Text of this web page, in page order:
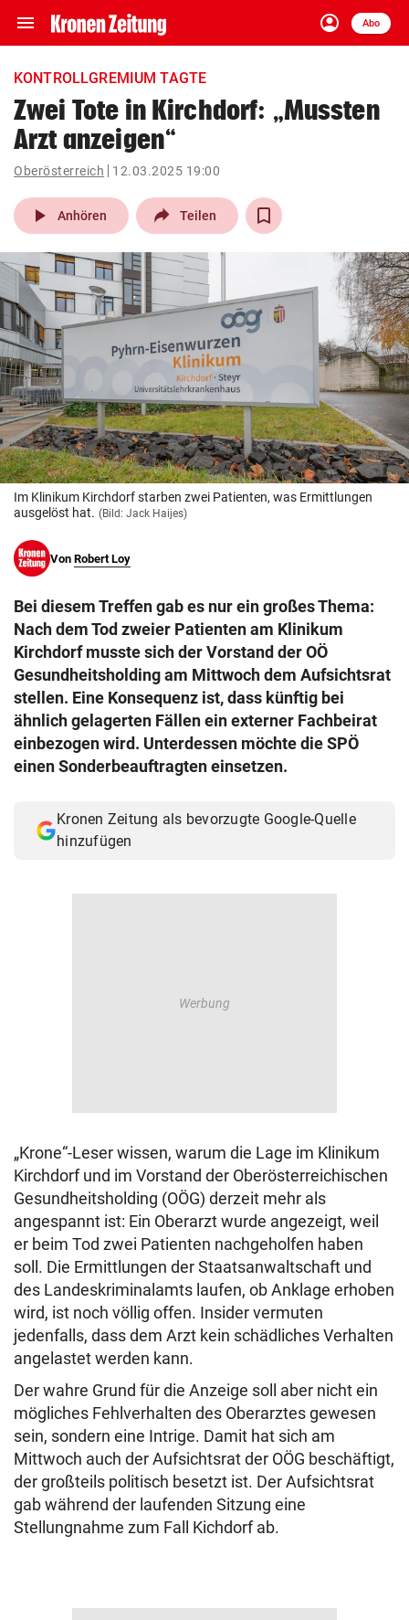
menu Navigation
ein-/ausklappen
account_circle
Anmelden
Abo
close Schließen
account_circle Anmelden
pin_drop
Wien arrow_right
bookmark
search
Suchbegriff
eingeben
© Krone Multimedia GmbH & Co KG 2026
Muthgasse 2, 1190 Wien
KONTROLLGREMIUM TAGTE
Zwei Tote in Kirchdorf: „Mussten
Arzt anzeigen“
Oberösterreich 12.03.2025 19:00
play_arrow Anhören Teilen
Im Klinikum Kirchdorf starben zwei Patienten, was Ermittlungen
ausgelöst hat. (Bild: Jack Haijes)
Von Robert Loy
Bei diesem Treffen gab es nur ein großes Thema:
Nach dem Tod zweier Patienten am Klinikum
Kirchdorf musste sich der Vorstand der OÖ
Gesundheitsholding am Mittwoch dem Aufsichtsrat
stellen. Eine Konsequenz ist, dass künftig bei
ähnlich gelagerten Fällen ein externer Fachbeirat
einbezogen wird. Unterdessen möchte die SPÖ
einen Sonderbeauftragten einsetzen.
Kronen Zeitung als bevorzugte Google-Quelle
hinzufügen
„Krone“-Leser wissen, warum die Lage im Klinikum
Kirchdorf und im Vorstand der Oberösterreichischen
Gesundheitsholding (OÖG) derzeit mehr als
angespannt ist: Ein Oberarzt wurde angezeigt, weil
er beim Tod zwei Patienten nachgeholfen haben
soll. Die Ermittlungen der Staatsanwaltschaft und
des Landeskriminalamts laufen, ob Anklage erhoben
wird, ist noch völlig offen. Insider vermuten
jedenfalls, dass dem Arzt kein schädliches Verhalten
angelastet werden kann.
Der wahre Grund für die Anzeige soll aber nicht ein
mögliches Fehlverhalten des Oberarztes gewesen
sein, sondern eine Intrige. Damit hat sich am
Mittwoch auch der Aufsichtsrat der OÖG beschäftigt,
der großteils politisch besetzt ist. Der Aufsichtsrat
gab während der laufenden Sitzung eine
Stellungnahme zum Fall Kichdorf ab.